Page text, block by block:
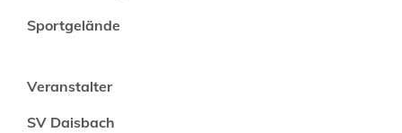
Sportgelände
Veranstalter
SV Daisbach